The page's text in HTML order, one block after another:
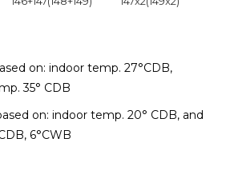
on: indoor temp. 27°CDB,
35° CDB
on: indoor temp. 20° CDB, and
6°CWB